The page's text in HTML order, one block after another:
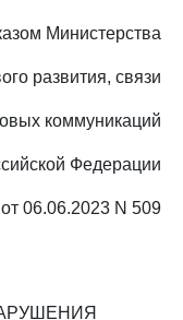
Министерства
развития, связи
коммуникаций
Федерации
от 06.06.2023 N 509